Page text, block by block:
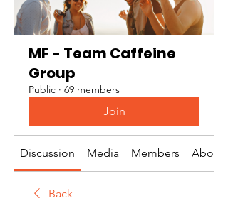
MF - Team Caffeine
Group
Public · 69 members
Join
Discussion Media Members About
Back